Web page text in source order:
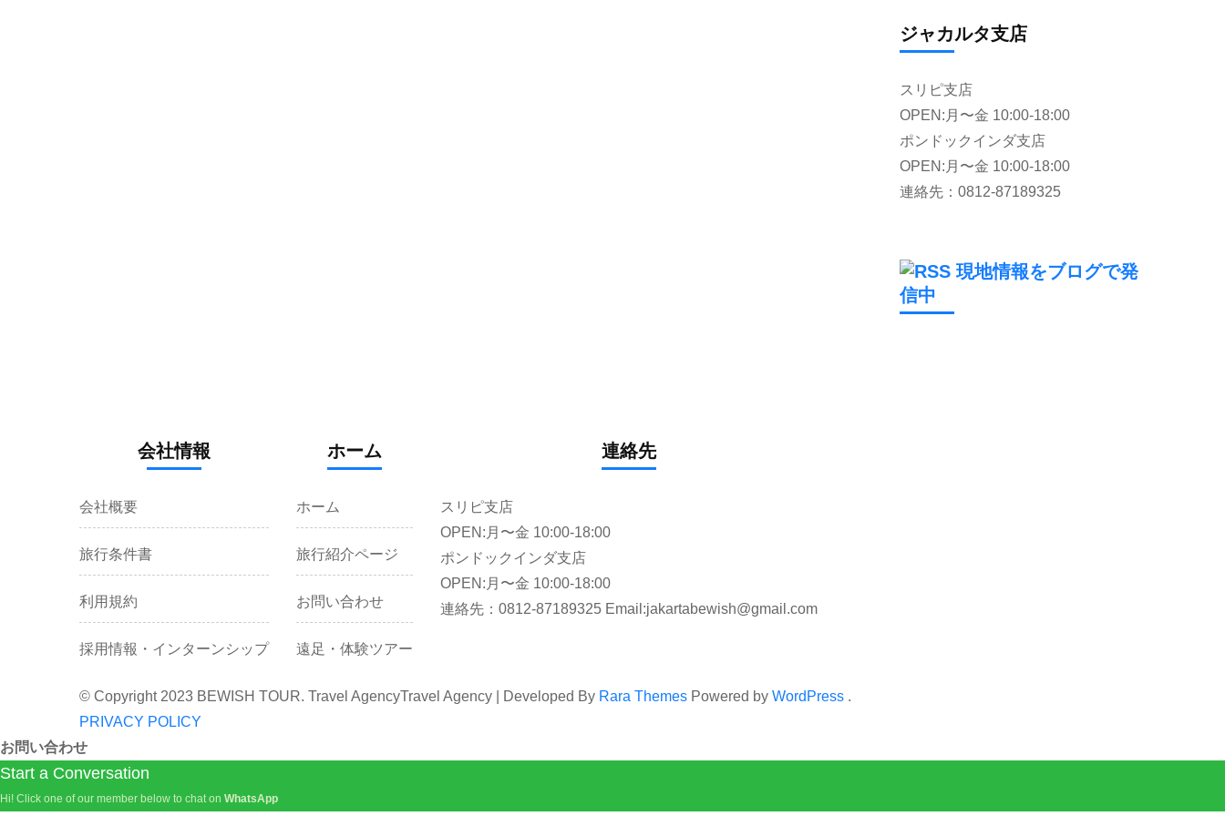
ジャカルタ支店
スリピ支店
OPEN:月〜金 10:00-18:00
ポンドックインダ支店
OPEN:月〜金 10:00-18:00
連絡先：0812-87189325
現地情報をブログで発
信中
会社情報
会社概要
旅行条件書
利用規約
採用情報・インターンシップ
ホーム
ホーム
旅行紹介ページ
お問い合わせ
遠足・体験ツアー
連絡先
スリピ支店
OPEN:月〜金 10:00-18:00
ポンドックインダ支店
OPEN:月〜金 10:00-18:00
連絡先：0812-87189325 Email:jakartabewish@gmail.com
© Copyright 2023 BEWISH TOUR. Travel AgencyTravel Agency | Developed By Rara Themes Powered by WordPress .
PRIVACY POLICY
お問い合わせ
Start a Conversation
Hi! Click one of our member below to chat on WhatsApp